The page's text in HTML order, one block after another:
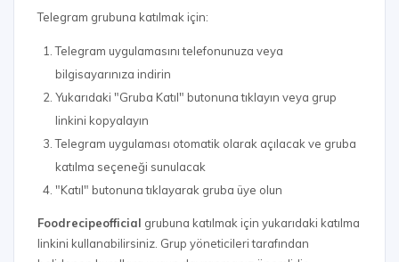
Telegram grubuna katılmak için:
Telegram uygulamasını telefonunuza veya
bilgisayarınıza indirin
Yukarıdaki "Gruba Katıl" butonuna tıklayın veya grup
linkini kopyalayın
Telegram uygulaması otomatik olarak açılacak ve gruba
katılma seçeneği sunulacak
"Katıl" butonuna tıklayarak gruba üye olun
Foodrecipeofficial grubuna katılmak için yukarıdaki katılma
linkini kullanabilirsiniz. Grup yöneticileri tarafından